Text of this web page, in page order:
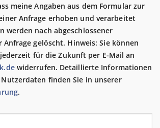
meine Angaben aus dem Formular zur
Anfrage erhoben und verarbeitet
werden nach abgeschlossener
Anfrage gelöscht. Hinweis: Sie können
für die Zukunft per E-Mail an
widerrufen. Detaillierte Informationen
finden Sie in unserer
.